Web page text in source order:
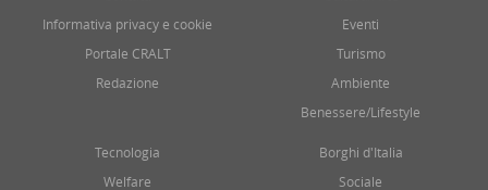
Informativa privacy e cookie
Portale CRALT
Redazione
Eventi
Turismo
Ambiente
Benessere/Lifestyle
Tecnologia
Welfare
Borghi d'Italia
Sociale